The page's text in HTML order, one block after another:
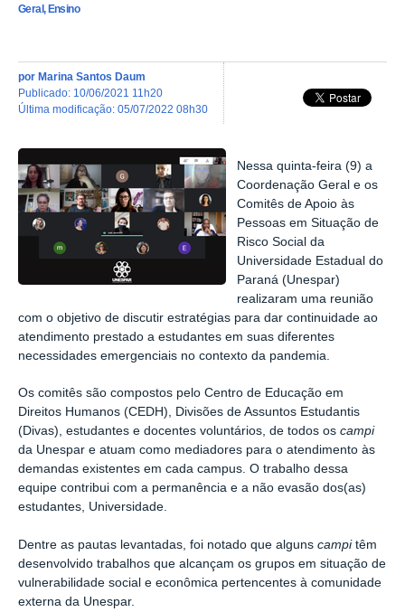
Geral, Ensino
por Marina Santos Daum
publicado: 10/06/2021 11h20
última modificação: 05/07/2022 08h30
Nessa quinta-feira (9) a
Coordenação Geral e os
Comitês de Apoio às
Pessoas em Situação de
Risco Social da
Universidade Estadual do
Paraná (Unespar)
realizaram uma reunião
com o objetivo de discutir estratégias para dar continuidade ao
atendimento prestado a estudantes em suas diferentes
necessidades emergenciais no contexto da pandemia.
Os comitês são compostos pelo Centro de Educação em
Direitos Humanos (CEDH), Divisões de Assuntos Estudantis
(Divas), estudantes e docentes voluntários, de todos os campi
da Unespar e atuam como mediadores para o atendimento às
demandas existentes em cada campus. O trabalho dessa
equipe contribui com a permanência e a não evasão dos(as)
estudantes, Universidade.
Dentre as pautas levantadas, foi notado que alguns campitêm
desenvolvido trabalhos que alcançam os grupos em situação de
vulnerabilidade social e econômica pertencentes à comunidade
externa da Unespar.